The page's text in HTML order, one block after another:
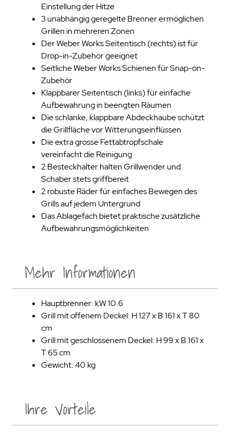
Einstellung der Hitze
3 unabhängig geregelte Brenner ermöglichen
Grillen in mehreren Zonen
Der Weber Works Seitentisch (rechts) ist für
Drop-in-Zubehör geeignet
Seitliche Weber Works Schienen für Snap-on-
Zubehör
Klappbarer Seitentisch (links) für einfache
Aufbewahrung in beengten Räumen
Die schlanke, klappbare Abdeckhaube schützt
die Grillfläche vor Witterungseinflüssen
Die extra grosse Fettabtropfschale
vereinfacht die Reinigung
2 Besteckhalter halten Grillwender und
Schaber stets griffbereit
2 robuste Räder für einfaches Bewegen des
Grills auf jedem Untergrund
Das Ablagefach bietet praktische zusätzliche
Aufbewahrungsmöglichkeiten
Ihre Vorteile
Mehr Informationen
Hauptbrenner: kW 10.6
Grill mit offenem Deckel: H 127 x B 161 x T 80
cm
Grill mit geschlossenem Deckel: H 99 x B 161 x
T 65 cm
Gewicht: 40 kg